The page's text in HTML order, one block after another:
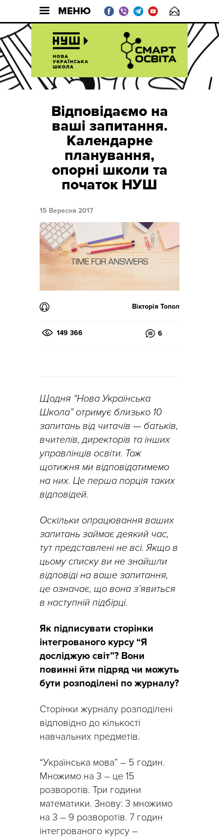
МЕНЮ
Відповідаємо на
ваші запитання.
Календарне
планування,
опорні школи та
початок НУШ
15 Вересня 2017
Вікторія Топол
149 366 6
Щодня “Нова Українська
Школа” отримує близько 10
запитань від читачів — батьків,
вчителів, директорів та інших
управлінців освіти. Тож
щотижня ми відповідатимемо
на них. Це перша порція таких
відповідей.
Оскільки опрацювання ваших
запитань займає деякий час,
тут представлені не всі. Якщо в
цьому списку ви не знайшли
відповіді на ваше запитання,
це означає, що вона з’явиться
в наступній підбірці.
Як підписувати сторінки
інтегрованого курсу “Я
досліджую світ”? Вони
повинні йти підряд чи можуть
бути розподілені по журналу?
Сторінки журналу розподілені
відповідно до кількості
навчальних предметів.
“Українська мова” – 5 годин.
Множимо на 3 – це 15
розворотів. Три години
математики. Знову: 3 множимо
на 3 – 9 розворотів. 7 годин
інтегрованого курсу –